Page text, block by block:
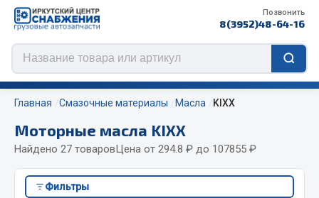
Позвонить
8(3952)48-64-16
Цепи противоскольжения
ЦЕПИ РОССИЯ
Главная Смазочные материалы Масла KIXX
Моторные масла KIXX
Найдено 27 товаровЦена от 294.8 ₽ до 107855 ₽
Фильтры